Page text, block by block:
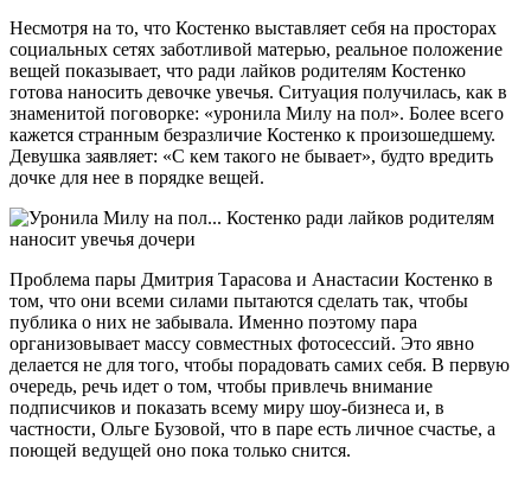
Несмотря на то, что Костенко выставляет себя на просторах
социальных сетях заботливой матерью, реальное положение
вещей показывает, что ради лайков родителям Костенко
готова наносить девочке увечья. Ситуация получилась, как в
знаменитой поговорке: «уронила Милу на пол». Более всего
кажется странным безразличие Костенко к произошедшему.
Девушка заявляет: «С кем такого не бывает», будто вредить
дочке для нее в порядке вещей.
Проблема пары Дмитрия Тарасова и Анастасии Костенко в
том, что они всеми силами пытаются сделать так, чтобы
публика о них не забывала. Именно поэтому пара
организовывает массу совместных фотосессий. Это явно
делается не для того, чтобы порадовать самих себя. В первую
очередь, речь идет о том, чтобы привлечь внимание
подписчиков и показать всему миру шоу-бизнеса и, в
частности, Ольге Бузовой, что в паре есть личное счастье, а
поющей ведущей оно пока только снится.